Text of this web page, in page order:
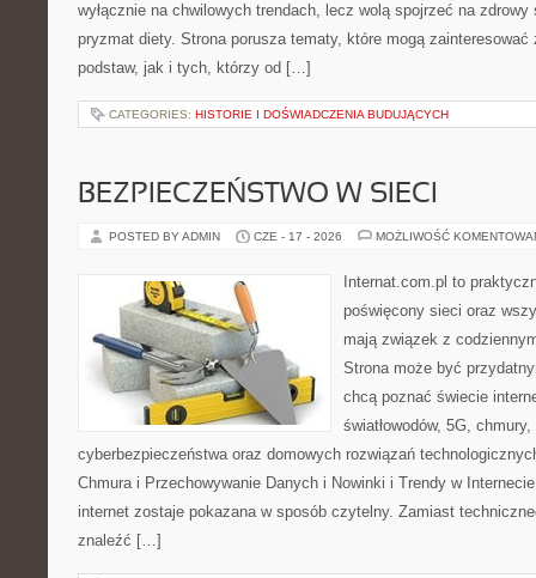
wyłącznie na chwilowych trendach, lecz wolą spojrzeć na
pryzmat diety. Strona porusza tematy, które mogą
podstaw, jak i tych, którzy od […]
CATEGORIES: HISTORIE I DOŚWIADCZENIA BUDUJĄCYCH
BEZPIECZEŃSTWO W SIECI
POSTED BY ADMIN CZE - 17 - 2026 MOŻLIWOŚĆ
Internat.com.pl to
poświęcony sieci oraz
mają związek z
Strona może być
chcą poznać świecie
światłowodów, 5G,
cyberbezpieczeństwa oraz domowych rozwiązań
Chmura i Przechowywanie Danych i Nowinki i Trendy w
internet zostaje pokazana w sposób czytelny. Zamiast
znaleźć […]